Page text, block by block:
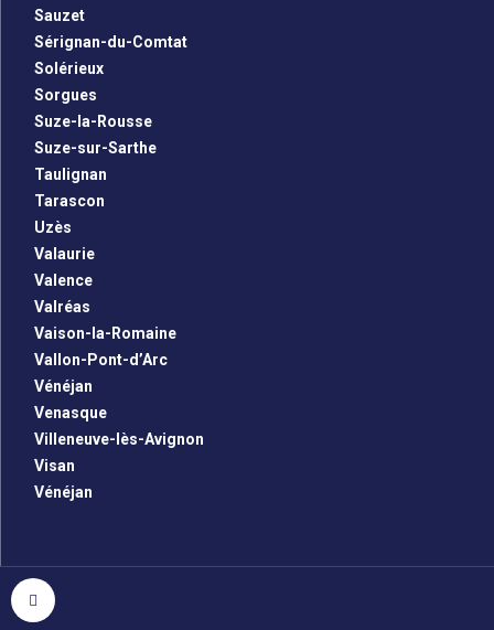
Sauzet
Sérignan-du-Comtat
Solérieux
Sorgues
Suze-la-Rousse
Suze-sur-Sarthe
Taulignan
Tarascon
Uzès
Valaurie
Valence
Valréas
Vaison-la-Romaine
Vallon-Pont-d’Arc
Vénéjan
Venasque
Villeneuve-lès-Avignon
Visan
Vénéjan